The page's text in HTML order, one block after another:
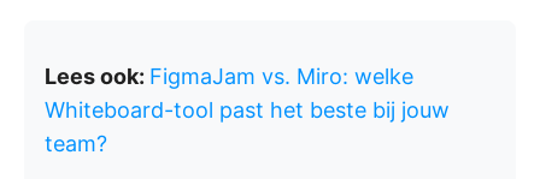
Lees ook: FigmaJam vs. Miro: welke
Whiteboard-tool past het beste bij jouw
team?